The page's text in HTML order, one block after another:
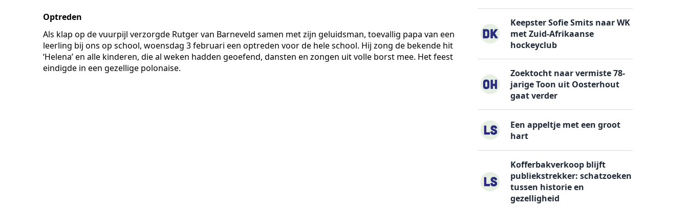
Optreden
Als klap op de vuurpijl verzorgde Rutger van Barneveld samen met zijn geluidsman, toevallig papa van een
leerling bij ons op school, woensdag 3 februari een optreden voor de hele school. Hij zong de bekende hit
‘Helena’ en alle kinderen, die al weken hadden geoefend, dansten en zongen uit volle borst mee. Het feest
eindigde in een gezellige polonaise.
Keepster Sofie Smits naar WK
met Zuid-Afrikaanse
hockeyclub
Zoektocht naar vermiste 78-
jarige Toon uit Oosterhout
gaat verder
Een appeltje met een groot
hart
Kofferbakverkoop blijft
publiekstrekker: schatzoeken
tussen historie en
gezelligheid